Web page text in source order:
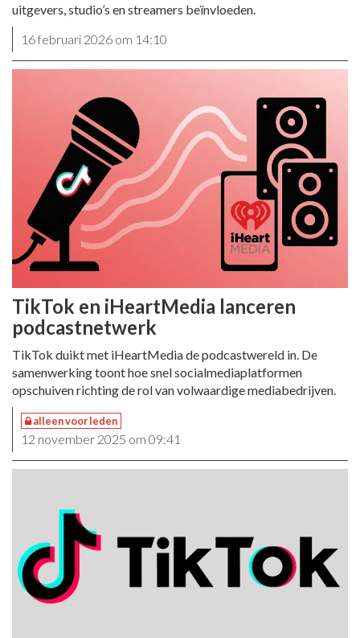
uitgevers, studio’s en streamers beïnvloeden.
16 februari 2026 om 14:10
TikTok en iHeartMedia lanceren
podcastnetwerk
TikTok duikt met iHeartMedia de podcastwereld in. De
samenwerking toont hoe snel socialmediaplatformen
opschuiven richting de rol van volwaardige mediabedrijven.
alleen voor leden
12 november 2025 om 09:41